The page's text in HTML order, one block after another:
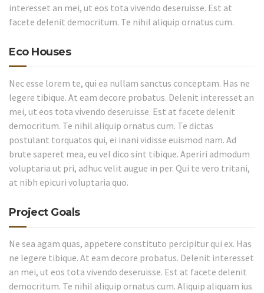
interesset an mei, ut eos tota vivendo deseruisse. Est at
facete delenit democritum. Te nihil aliquip ornatus cum.
Eco Houses
Nec esse lorem te, qui ea nullam sanctus conceptam. Has ne
legere tibique. At eam decore probatus. Delenit interesset an
mei, ut eos tota vivendo deseruisse. Est at facete delenit
democritum. Te nihil aliquip ornatus cum. Te dictas
postulant torquatos qui, ei inani vidisse euismod nam. Ad
brute saperet mea, eu vel dico sint tibique. Aperiri admodum
voluptaria ut pri, adhuc velit augue in per. Qui te vero tritani,
at nibh epicuri voluptaria quo.
Project Goals
Ne sea agam quas, appetere constituto percipitur qui ex. Has
ne legere tibique. At eam decore probatus. Delenit interesset
an mei, ut eos tota vivendo deseruisse. Est at facete delenit
democritum. Te nihil aliquip ornatus cum. Aliquip aliquam ius